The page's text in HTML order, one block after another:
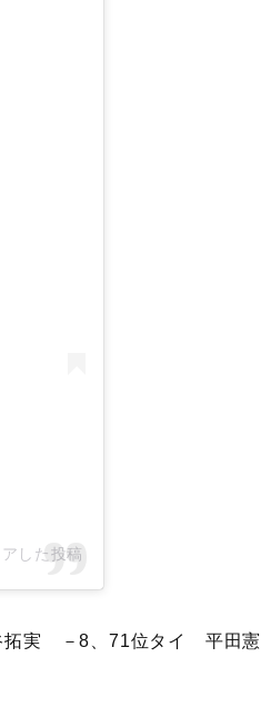
した投稿
拓実 －8、71位タイ 平田憲